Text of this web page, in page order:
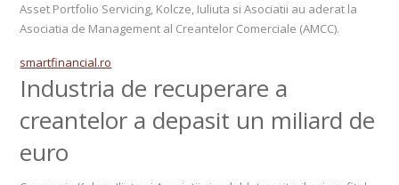
Asset Portfolio Servicing, Kolcze, Iuliuta si Asociatii au aderat la
Asociatia de Management al Creantelor Comerciale (AMCC).
smartfinancial.ro
Industria de recuperare a
creantelor a depasit un miliard de
euro